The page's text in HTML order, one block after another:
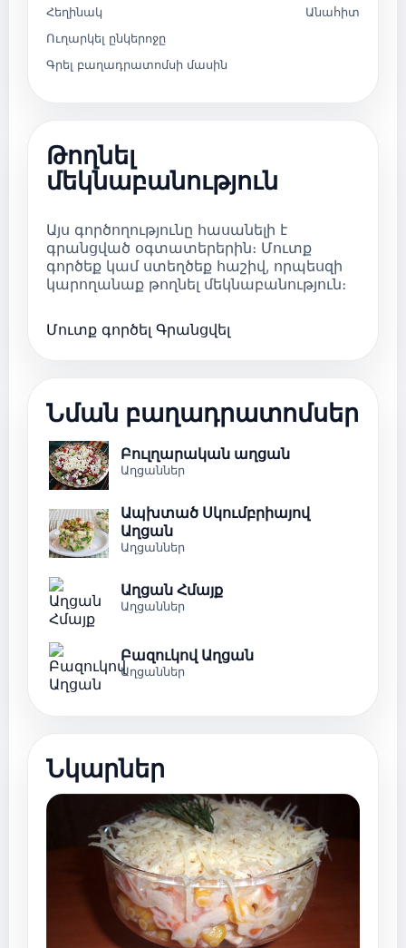
Հեղինակ
Անահիտ
Ուղարկել ընկերոջը
Գրել բաղադրատոմսի մասին
Թողնել
մեկնաբանություն
Այս գործողությունը հասանելի է
գրանցված օգտատերերին։ Մուտք
գործեք կամ ստեղծեք հաշիվ, որպեսզի
կարողանաք թողնել մեկնաբանություն։
Մուտք գործել Գրանցվել
Նման բաղադրատոմսեր
Բուլղարական աղցան
Աղցաններ
Ապխտած Սկումբրիայով
Աղցան
Աղցաններ
Աղցան Հմայք
Աղցաններ
Բազուկով Աղցան
Աղցաններ
Նկարներ